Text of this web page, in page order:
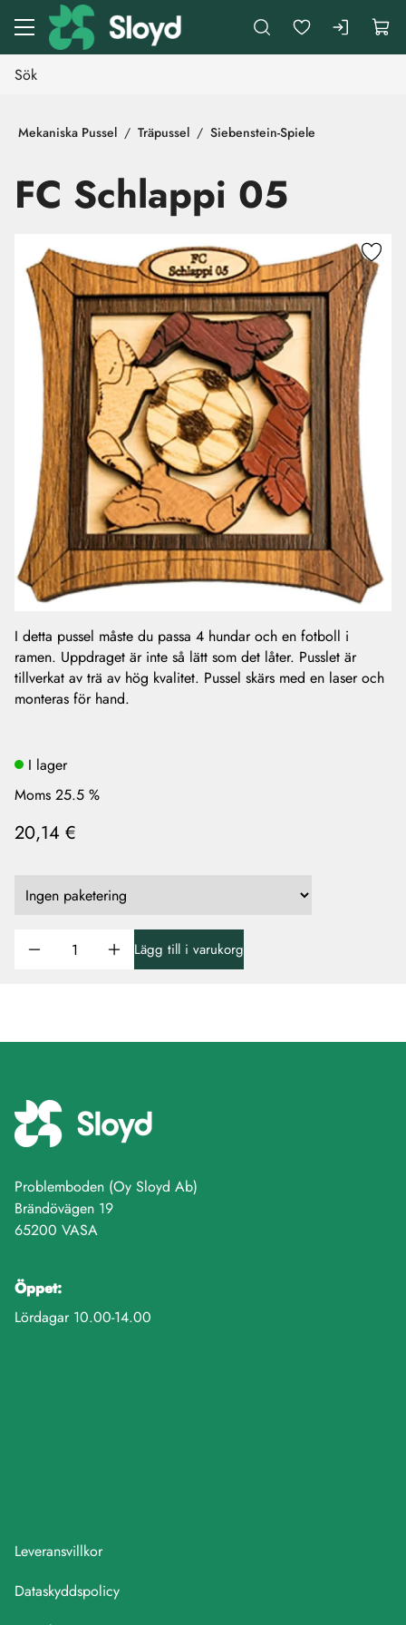
Gå till huvudinnehåll
Mekaniska Pussel Träpussel Siebenstein-Spiele
FC Schlappi 05
I detta pussel måste du passa 4 hundar och en fotboll i
ramen. Uppdraget är inte så lätt som det låter. Pusslet är
tillverkat av trä av hög kvalitet. Pussel skärs med en laser och
monteras för hand.
I lager
Moms 25.5 %
20,14 €
Lägg till i varukorg
Problemboden (Oy Sloyd Ab)
Brändövägen 19
65200 VASA
Öppet:
Lördagar 10.00-14.00
Leveransvillkor
Dataskyddspolicy